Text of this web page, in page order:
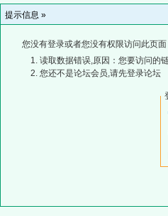
提示信息 »
您没有登录或者您没有权限访问此页
读取数据错误,原因：您要访问的
您还不是论坛会员,请先登录论坛